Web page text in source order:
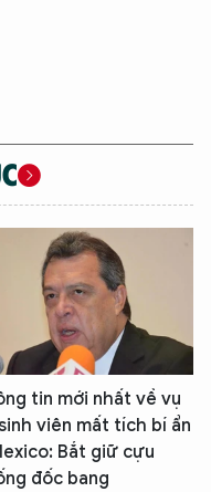
tin mới nhất về vụ
viên mất tích bí ẩn
Bắt giữ cựu
đốc bang